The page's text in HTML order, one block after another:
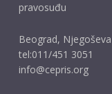
pravosuđu
Beograd,
tel:011/451 3051
info@cepris.org